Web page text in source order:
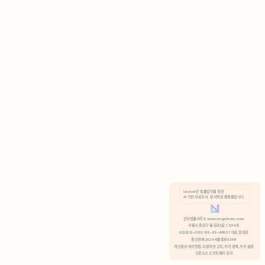
분석 쿠키 허용
Lawvot은 법률업무를 위한
AI 기반 자료조사 · 문서작성 플랫폼입니다.
안국법률사무소 www.anguklaw.com
서울시 종로구 율곡로2길 7, 304호
02)3210-3330 105-05-48527 대표 정희찬
통신판매 2024서울종로0248
개인정보 처리방침, 이용약관 고지, 쿠키 정책, 쿠키 설정
오픈소스 소프트웨어 공지